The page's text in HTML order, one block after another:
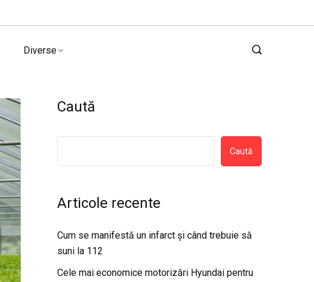
Diverse
Caută
Caută
Articole recente
Cum se manifestă un infarct și când trebuie să
suni la 112
Cele mai economice motorizări Hyundai pentru